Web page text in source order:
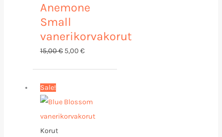
Anemone
Small
vanerikorvakorut
15,00€ 5,00 €
Sale!
Korut
oli:
36,00 €.
on:
10,00 €.